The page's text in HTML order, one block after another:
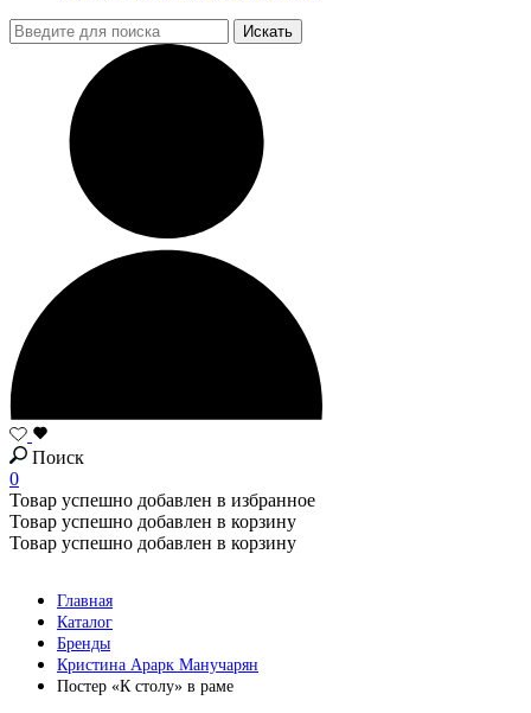
Поиск
0
Товар успешно добавлен в избранное
Товар успешно добавлен в корзину
Товар успешно добавлен в корзину
Главная
Каталог
Бренды
Кристина Арарк Манучарян
Постер «К столу» в раме